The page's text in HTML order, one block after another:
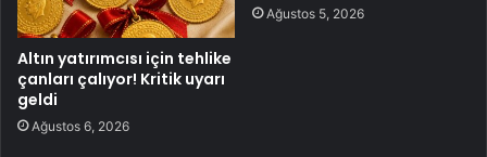
Altın yatırımcısı için tehlike
çanları çalıyor! Kritik uyarı
geldi
Ağustos 6, 2026
Ağustos 5, 2026